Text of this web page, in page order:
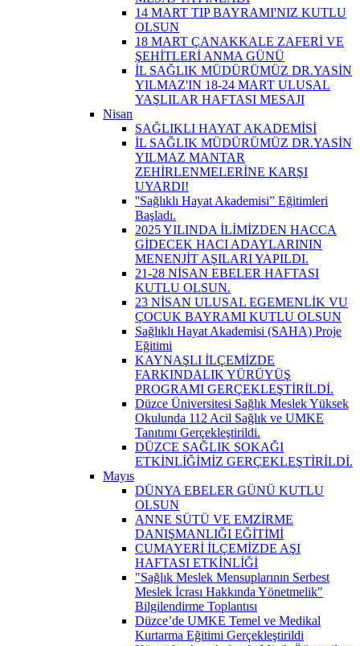
14 MART TIP BAYRAMI'NIZ KUTLU
OLSUN
18 MART ÇANAKKALE ZAFERİ VE
ŞEHİTLERİ ANMA GÜNÜ
İL SAĞLIK MÜDÜRÜMÜZ DR.YASİN
YILMAZ'IN 18-24 MART ULUSAL
YAŞLILAR HAFTASI MESAJI
Nisan
SAĞLIKLI HAYAT AKADEMİSİ
İL SAĞLIK MÜDÜRÜMÜZ DR.YASİN
YILMAZ MANTAR
ZEHİRLENMELERİNE KARŞI
UYARDI!
''Sağlıklı Hayat Akademisi” Eğitimleri
Başladı.
2025 YILINDA İLİMİZDEN HACCA
GİDECEK HACI ADAYLARININ
MENENJİT AŞILARI YAPILDI.
21-28 NİSAN EBELER HAFTASI
KUTLU OLSUN.
23 NİSAN ULUSAL EGEMENLİK VU
ÇOCUK BAYRAMI KUTLU OLSUN
Sağlıklı Hayat Akademisi (SAHA) Proje
Eğitimi
KAYNAŞLI İLÇEMİZDE
FARKINDALIK YÜRÜYÜŞ
PROGRAMI GERÇEKLEŞTİRİLDİ.
Düzce Üniversitesi Sağlık Meslek Yüksek
Okulunda 112 Acil Sağlık ve UMKE
Tanıtımı Gerçekleştirildi.
DÜZCE SAĞLIK SOKAĞI
ETKİNLİĞİMİZ GERÇEKLEŞTİRİLDİ.
Mayıs
DÜNYA EBELER GÜNÜ KUTLU
OLSUN
ANNE SÜTÜ VE EMZİRME
DANIŞMANLIĞI EĞİTİMİ
CUMAYERİ İLÇEMİZDE AŞI
HAFTASI ETKİNLİĞİ
"Sağlık Meslek Mensuplarının Serbest
Meslek İcrası Hakkında Yönetmelik"
Bilgilendirme Toplantısı
Düzce’de UMKE Temel ve Medikal
Kurtarma Eğitimi Gerçekleştirildi